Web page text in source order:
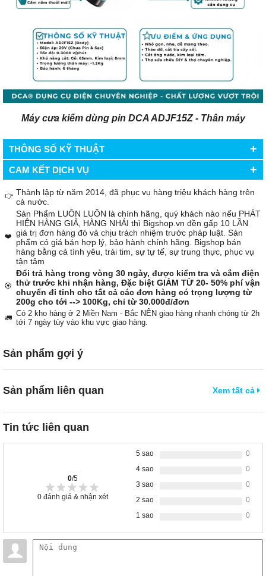
Máy cưa kiếm dùng pin DCA ADJF15Z - Thân máy
THÔNG SỐ KỸ THUẬT +
CAM KẾT DỊCH VỤ +
👉 Thành lập từ năm 2014, đã phục vụ hàng triệu khách hàng trên
cả nước.
❤️
Sản Phẩm LUÔN LUÔN là chính hãng, quý khách nào nếu PHÁT
HIỆN HÀNG GIẢ, HÀNG NHÁI thì Bigshop.vn đền gấp 10 LẦN
giá trị đơn hàng đó và chịu trách nhiệm trước pháp luật. Sản
phẩm có giá bán hợp lý, bảo hành chính hãng. Bigshop bán
hàng bằng cả tình yêu, trái tim, sự tự tế, sự trung thực, phục vụ
tận tâm
🏵️
Đổi trả hàng trong vòng 30 ngày, được kiểm tra và cắm điện
thử trước khi nhận hàng, Đặc biệt GIẢM TỪ 20- 50% phí vận
chuyển đi tỉnh cho tất cả các đơn hàng có trọng lượng từ
200g cho tới --> 100Kg, chỉ từ 30.000đ/đơn
🚛 Có 2 kho hàng ở 2 Miền Nam - Bắc NÊN giao hàng nhanh chóng từ 2h
tới 7 ngày tùy vào khu vực giao hàng.
Sản phẩm gợi ý
Sản phẩm liên quan Xem tất cả
Tin tức liên quan
0/5
0 đánh giá & nhận xét
5 sao
0
4 sao
0
3 sao
0
2 sao
0
1 sao
0